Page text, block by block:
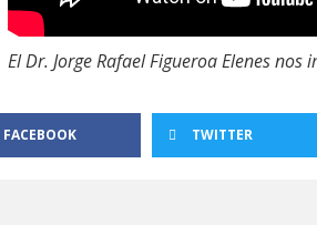
El Dr. Jorge Rafael Figueroa Elenes
FACEBOOK TWITTER